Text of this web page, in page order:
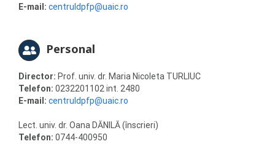
E-mail: centruldpfp@uaic.ro
Personal
Director: Prof. univ. dr. Maria Nicoleta TURLIUC
Telefon: 0232201102 int. 2480
E-mail: centruldpfp@uaic.ro
Lect. univ. dr. Oana DĂNILĂ (înscrieri)
Telefon: 0744-400950